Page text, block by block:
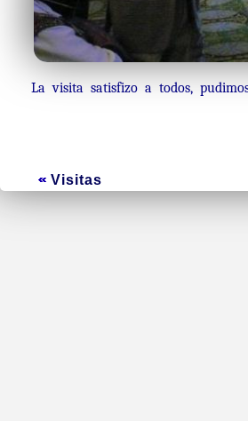
La visita satisfizo a todos,
Visitas